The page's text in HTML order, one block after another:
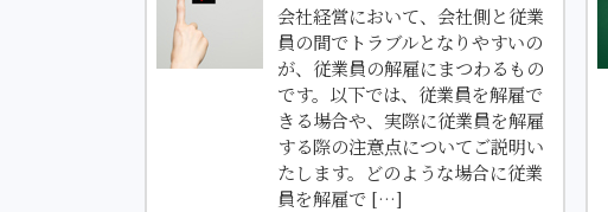
会社経営において、会社側と従業
員の間でトラブルとなりやすいの
が、従業員の解雇にまつわるもの
です。以下では、従業員を解雇で
きる場合や、実際に従業員を解雇
する際の注意点についてご説明い
たします。どのような場合に従業
員を解雇で […]